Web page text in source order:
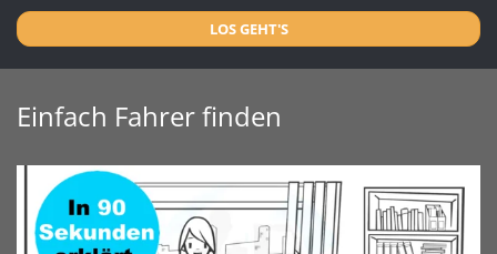
LOS GEHT'S
Einfach Fahrer finden